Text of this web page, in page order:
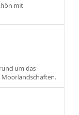
mit
um das
Moorlandschaften.